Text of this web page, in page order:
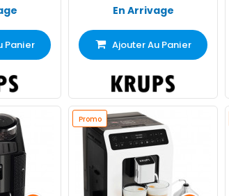
Panier
En Arrivage
Ajouter Au Panier
Promo